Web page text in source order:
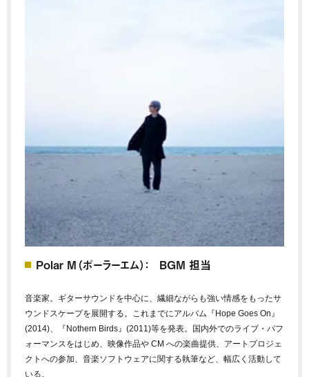
Polar M（ポーラーエム）： BGM 担当
音楽家。ギターサウンドを中心に、繊細ながらも強い情感をもったサ
ウンドスケープを展開する。これまでにアルバム『Hope Goes On』
(2014)、『Nothern Birds』(2011)等を発表。国内外でのライブ・パフ
ォーマンスをはじめ、映像作品や CM への楽曲提供、アートプロジェ
クトへの参加、音楽ソフトウェアに関する執筆など、幅広く活動して
いる。